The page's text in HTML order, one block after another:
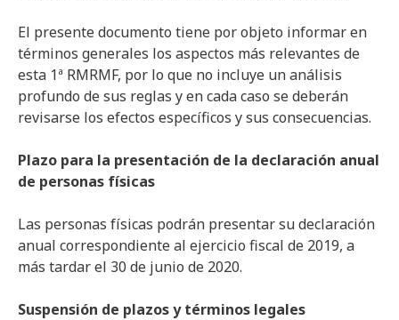
El presente documento tiene por objeto informar en
términos generales los aspectos más relevantes de
esta 1ª RMRMF, por lo que no incluye un análisis
profundo de sus reglas y en cada caso se deberán
revisarse los efectos específicos y sus consecuencias.
Plazo para la presentación de la declaración anual
de personas físicas
Las personas físicas podrán presentar su declaración
anual correspondiente al ejercicio fiscal de 2019, a
más tardar el 30 de junio de 2020.
Suspensión de plazos y términos legales